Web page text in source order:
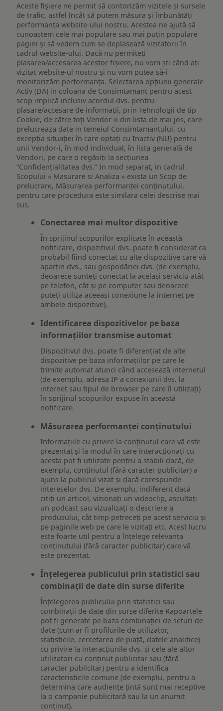
Aceste fișiere ne permit să contorizăm vizitele și sursele
de trafic, astfel încât să putem măsura și îmbunătăți
performanța website-ului nostru. Acestea ne ajută să
cunoaștem cele mai populare sau mai puțin populare
pagini și să vedem cum se deplasează vizitatorii în
cadrul website-ului. Dacă nu permiteți
plasarea/accesarea acestor fișiere, nu vom ști când ați
vizitat website-ul nostru și nu vom putea să-i
monitorizăm performanța. Selectarea opțiunii generale
Activ (DA) in coloana de Consimtamant pentru acest
scop implică inclusiv acordul dvs. pentru
plasare/accesare de informații, prin Tehnologii de tip
Cookie, de către toți Vendor-ii din lista de mai jos, care
prelucreaza date in temeiul Consimtamantului, cu
excepția situației în care optați cu Inactiv (NU) pentru
unii Vendor-i, în mod individual, în lista generală de
Vendori, pe care o regăsiți la secțiunea
“Confidențialitatea dvs.” In mod separat, in cadrul
Scopului « Masurare si Analiza » exista un Scop de
prelucrare, Măsurarea performanței conținutului,
pentru care procedura este similara celei descrise mai
sus.
Conectarea mai multor dispozitive
În sprijinul scopurilor explicate în această
notificare, dispozitivul dvs. poate fi considerat ca
probabil fiind conectat cu alte dispozitive care vă
aparțin dvs., sau gospodăriei dvs. (de exemplu,
deoarece sunteți conectat la același serviciu atât
pe telefon, cât și pe computer sau deoarece
puteți utiliza aceeași conexiune la internet pe
ambele dispozitive).
Identificarea dispozitivelor pe baza
informațiilor transmise automat
Dispozitivul dvs. poate fi diferențiat de alte
dispozitive pe baza informațiilor pe care le
trimite automat atunci când accesează internetul
(de exemplu, adresa IP a conexiunii dvs. la
internet sau tipul de browser pe care îl utilizați)
în sprijinul scopurilor expuse în această
notificare.
Măsurarea performanței conținutului
Informațiile cu privire la conținutul care vă este
prezentat și la modul în care interacționați cu
acesta pot fi utilizate pentru a stabili dacă, de
exemplu, conținutul (fără caracter publicitar) a
ajuns la publicul vizat și dacă corespunde
intereselor dvs. De exemplu, indiferent dacă
citiți un articol, vizionați un videoclip, ascultați
un podcast sau vizualizați o descriere a
produsului, cât timp petreceți pe acest serviciu și
pe paginile web pe care le vizitați etc. Acest lucru
este foarte util pentru a înțelege relevanța
conținutului (fără caracter publicitar) care vă
este prezentat.
Înțelegerea publicului prin statistici sau
combinații de date din surse diferite
Înțelegerea publicului prin statistici sau
combinații de date din surse diferite Rapoartele
pot fi generate pe baza combinației de seturi de
date (cum ar fi profilurile de utilizator,
statisticile, cercetarea de piață, datele analitice)
cu privire la interacțiunile dvs. și cele ale altor
utilizatori cu conținut publicitar sau (fără
caracter publicitar) pentru a identifica
caracteristicile comune (de exemplu, pentru a
determina care audiențe țintă sunt mai receptive
la o campanie publicitară sau la un anumit
conținut).